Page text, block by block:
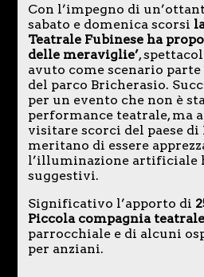
Con l’impegno di
sabato e domenica scorsi
Teatrale Fubinese ha
delle meraviglie’,
avuto come scenario
del parco Bricherasio.
per un evento che non è
performance teatrale, ma
visitare scorci del paese di
meritano di essere
l’illuminazione artificiale
suggestivi.
Significativo l’apporto di
Piccola compagnia teatrale
parrocchiale e di alcuni
per anziani.